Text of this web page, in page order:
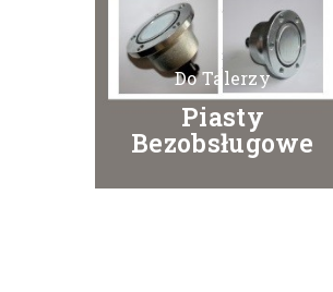
Do Talerzy
Piasty
Bezobsługowe